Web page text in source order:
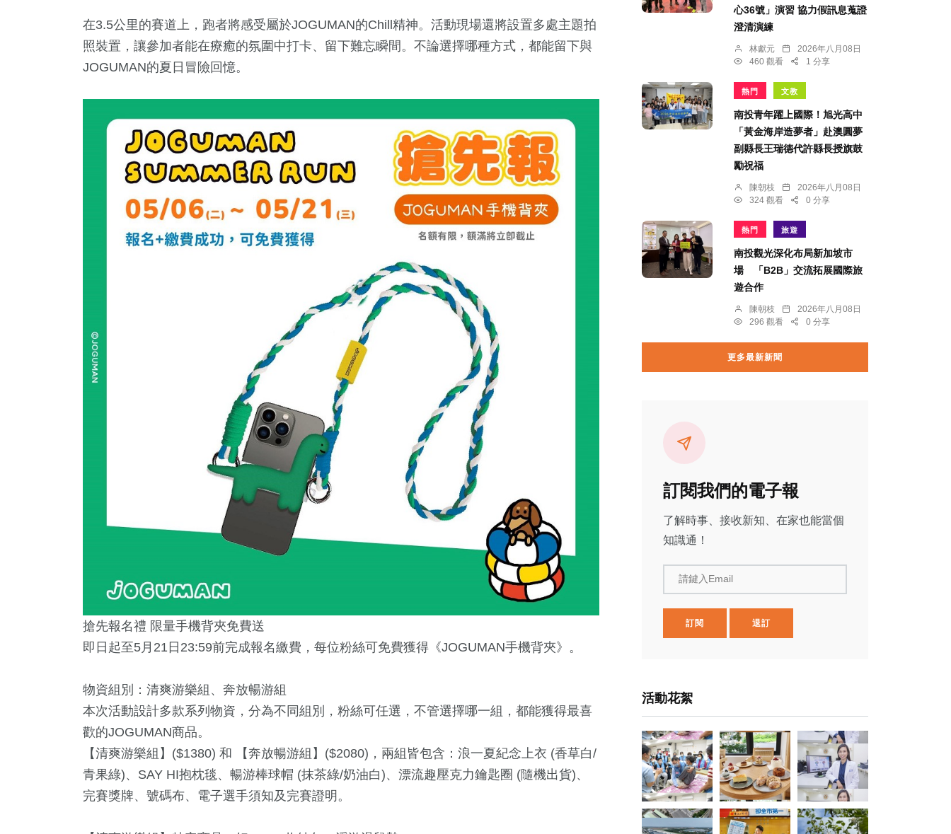
在3.5公里的賽道上，跑者將感受屬於JOGUMAN的Chill精神。活動現場還將設置多處主題拍
照裝置，讓參加者能在療癒的氛圍中打卡、留下難忘瞬間。不論選擇哪種方式，都能留下與
JOGUMAN的夏日冒險回憶。
搶先報名禮 限量手機背夾免費送
即日起至5月21日23:59前完成報名繳費，每位粉絲可免費獲得《JOGUMAN手機背夾》。
物資組別：清爽游樂組、奔放暢游組
本次活動設計多款系列物資，分為不同組別，粉絲可任選，不管選擇哪一組，都能獲得最喜
歡的JOGUMAN商品。
【清爽游樂組】($1380) 和 【奔放暢游組】($2080)，兩組皆包含：浪一夏紀念上衣 (香草白/
青果綠)、SAY HI抱枕毯、暢游棒球帽 (抹茶綠/奶油白)、漂流趣壓克力鑰匙圈 (隨機出貨)、
完賽獎牌、號碼布、電子選手須知及完賽證明。
心36號」演習 協力假訊息蒐證
澄清演練
林獻元
2026年八月08日
460 觀看
1 分享
熱門 文教
南投青年躍上國際！旭光高中
「黃金海岸造夢者」赴澳圓夢
副縣長王瑞德代許縣長授旗鼓
勵祝福
陳朝枝
2026年八月08日
324 觀看
0 分享
熱門 旅遊
南投觀光深化布局新加坡市
場 「B2B」交流拓展國際旅
遊合作
陳朝枝
2026年八月08日
296 觀看
0 分享
更多最新新聞
訂閱我們的電子報
了解時事、接收新知、在家也能當個
知識通！
請鍵入Email
訂閱 退訂
活動花絮